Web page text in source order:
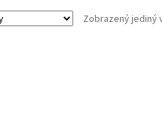
Zobrazený jediný